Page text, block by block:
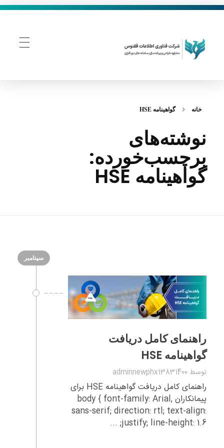
خانه گواهینامه HSE
نوشته‌های
برچسب‌خورده:
گواهینامه HSE
سپتامبر
راهنمای کامل دریافت
گواهینامه HSE
توسط adminnewphx13831400
راهنمای کامل دریافت گواهینامه HSE برای
پیمانکاران body { font-family: Arial,
sans-serif; direction: rtl; text-align:
justify; line-height: 1.6; ...